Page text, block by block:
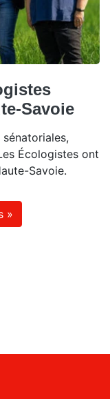
Savoie
Écologistes ont
Savoie.
»